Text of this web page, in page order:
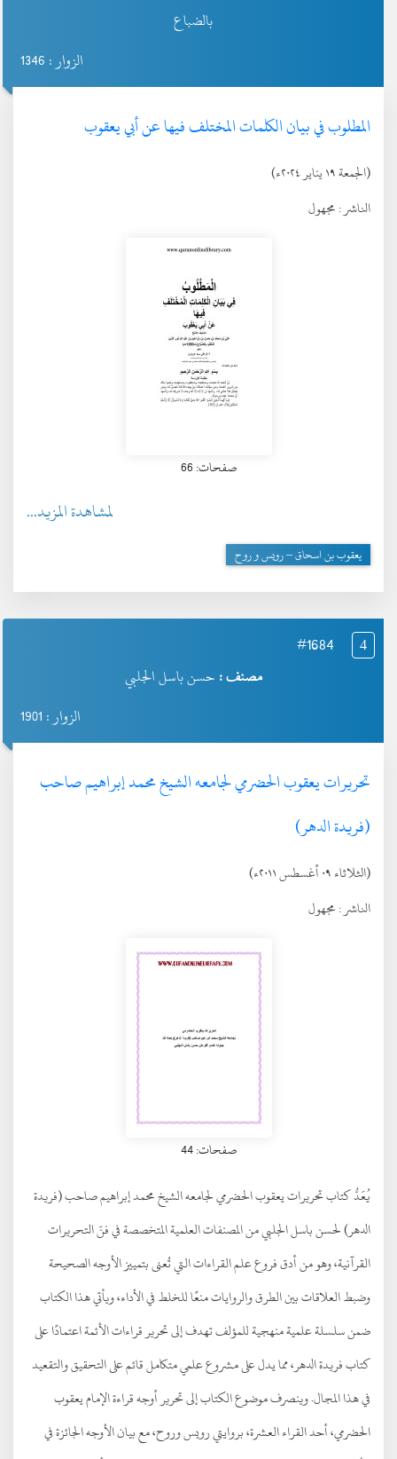
بالضباع
الزوار : 1346
المطلوب في بيان الكلمات المختلف فيها عن أبي يعقوب
(الجمعة ١٩ يناير ٢٠٢٤ء)
الناشر :مجهول
صفحات: 66
لمشاهدة المزيد...
يعقوب بن اسحاق – رويس و روح
4
#1684
مصنف : حسن باسل الجلبي
الزوار : 1901
تحريرات يعقوب الحضرمي لجامعه الشيخ محمد إبراهيم صاحب
(فريدة الدهر)
(الثلاثاء ٠٩ أغسطس ٢٠١١ء)
الناشر :مجهول
صفحات: 44
يُعَدُّ كتاب تحريرات يعقوب الحضرمي لجامعه الشيخ محمد إبراهيم صاحب (فريدة
الدهر) لحسن باسل الجلبي من المصنفات العلمية المتخصصة في فنّ التحريرات
القرآنية، وهو من أدق فروع علم القراءات التي تُعنى بتمييز الأوجه الصحيحة
وضبط العلاقات بين الطرق والروايات منعًا للخلط في الأداء، ويأتي هذا الكتاب
ضمن سلسلة علمية منهجية للمؤلف تهدف إلى تحرير قراءات الأئمة اعتمادًا على
كتاب فريدة الدهر، مما يدل على مشروع علمي متكامل قائم على التحقيق والتقعيد
في هذا المجال. وينصرف موضوع الكتاب إلى تحرير أوجه قراءة الإمام يعقوب
الحضرمي، أحد القراء العشرة، بروايتي رويس وروح، مع بيان الأوجه الجائزة في